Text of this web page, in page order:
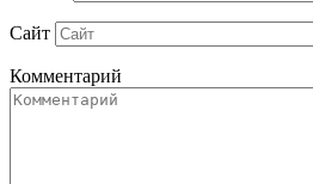
Сайт
Комментарий